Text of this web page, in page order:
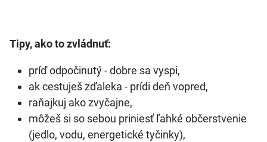
Tipy, ako to zvládnuť:
príď odpočinutý - dobre sa vyspi,
ak cestuješ zďaleka - prídi deň vopred,
raňajkuj ako zvyčajne,
môžeš si so sebou priniesť ľahké občerstvenie
(jedlo, vodu, energetické tyčinky),